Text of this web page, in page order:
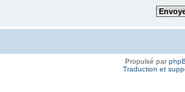
Propulsé par
Traduction et